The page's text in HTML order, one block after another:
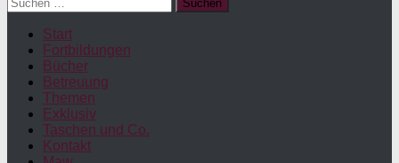
nach:
Start
Fortbildungen
Bücher
Betreuung
Themen
Exklusiv
Taschen und Co.
Kontakt